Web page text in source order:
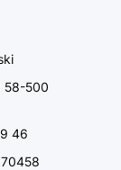
58-500
46